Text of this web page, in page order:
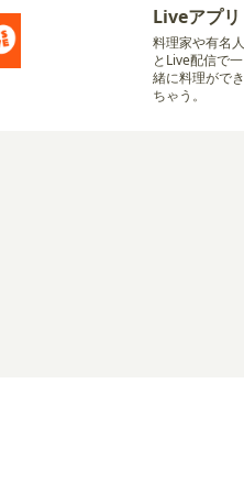
Liveアプリ
料理家や有名人
とLive配信で一
緒に料理ができ
ちゃう。